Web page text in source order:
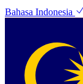
Bahasa Indonesia